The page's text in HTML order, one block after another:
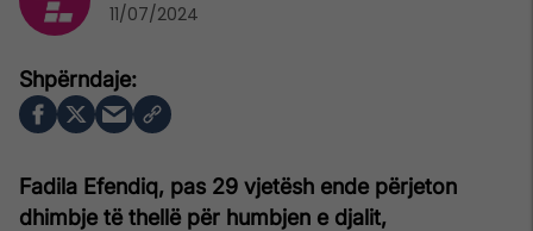
Fadila Efendiq, pas 29 vjetësh ende përjeton
dhimbje të thellë për humbjen e djalit,
11/07/2024